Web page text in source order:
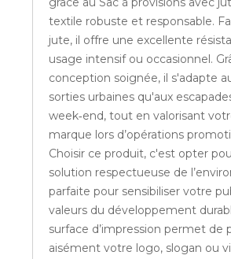
textile robuste et responsable.
jute, il offre une excellente
usage intensif ou occasionnel.
conception soignée, il s'adapte
sorties urbaines qu'aux
week‑end, tout en valorisant
marque lors d’opérations
Choisir ce produit, c'est opter
solution respectueuse de
parfaite pour sensibiliser votre
valeurs du développement
surface d’impression permet de
aisément votre logo, slogan ou